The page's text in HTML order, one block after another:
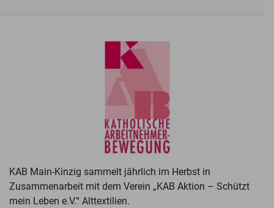
KAB Main-Kinzig sammelt jährlich im Herbst in
Zusammenarbeit mit dem Verein „KAB Aktion – Schützt
mein Leben e.V.“ Alttextilien.